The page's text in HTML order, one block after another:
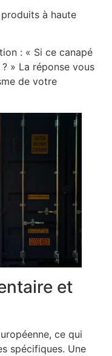
à haute
: « Si ce canapé
» La réponse vous
de votre
et
ce qui
spécifiques. Une